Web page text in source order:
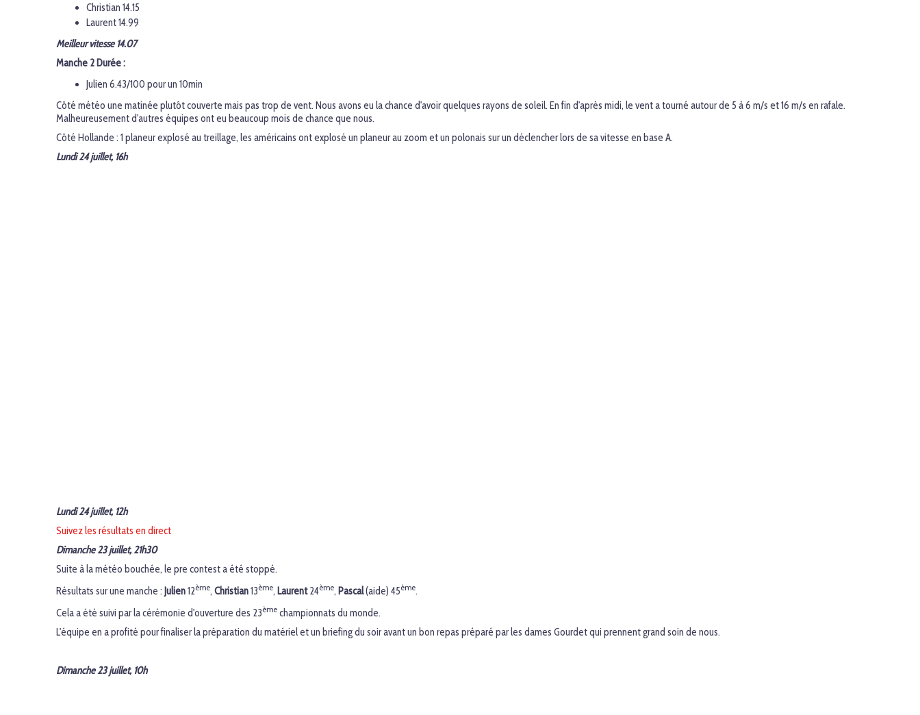
Christian 14.15
Laurent 14.99
Meilleur vitesse 14.07
Manche 2 Durée :
Julien 6.43/100 pour un 10min
Côté météo une matinée plutôt couverte mais pas trop de vent. Nous avons eu la chance d'avoir quelques rayons de soleil. En fin d'après midi, le vent a tourné autour de 5 à 6 m/s et 16 m/s en rafale.
Malheureusement d'autres équipes ont eu beaucoup mois de chance que nous.
Côté Hollande : 1 planeur explosé au treillage, les américains ont explosé un planeur au zoom et un polonais sur un déclencher lors de sa vitesse en base A.
Lundi 24 juillet, 16h
Lundi 24 juillet, 12h
Suivez les résultats en direct
Dimanche 23 juillet, 21h30
Suite à la météo bouchée, le pre contest a été stoppé.
Résultats sur une manche : Julien12ème, Christian13ème, Laurent24ème, Pascal(aide) 45ème.
Cela a été suivi par la cérémonie d'ouverture des 23ème championnats du monde.
L'équipe en a profité pour finaliser la préparation du matériel et un briefing du soir avant un bon repas préparé par les dames Gourdet qui prennent grand soin de nous.
Dimanche 23 juillet, 10h